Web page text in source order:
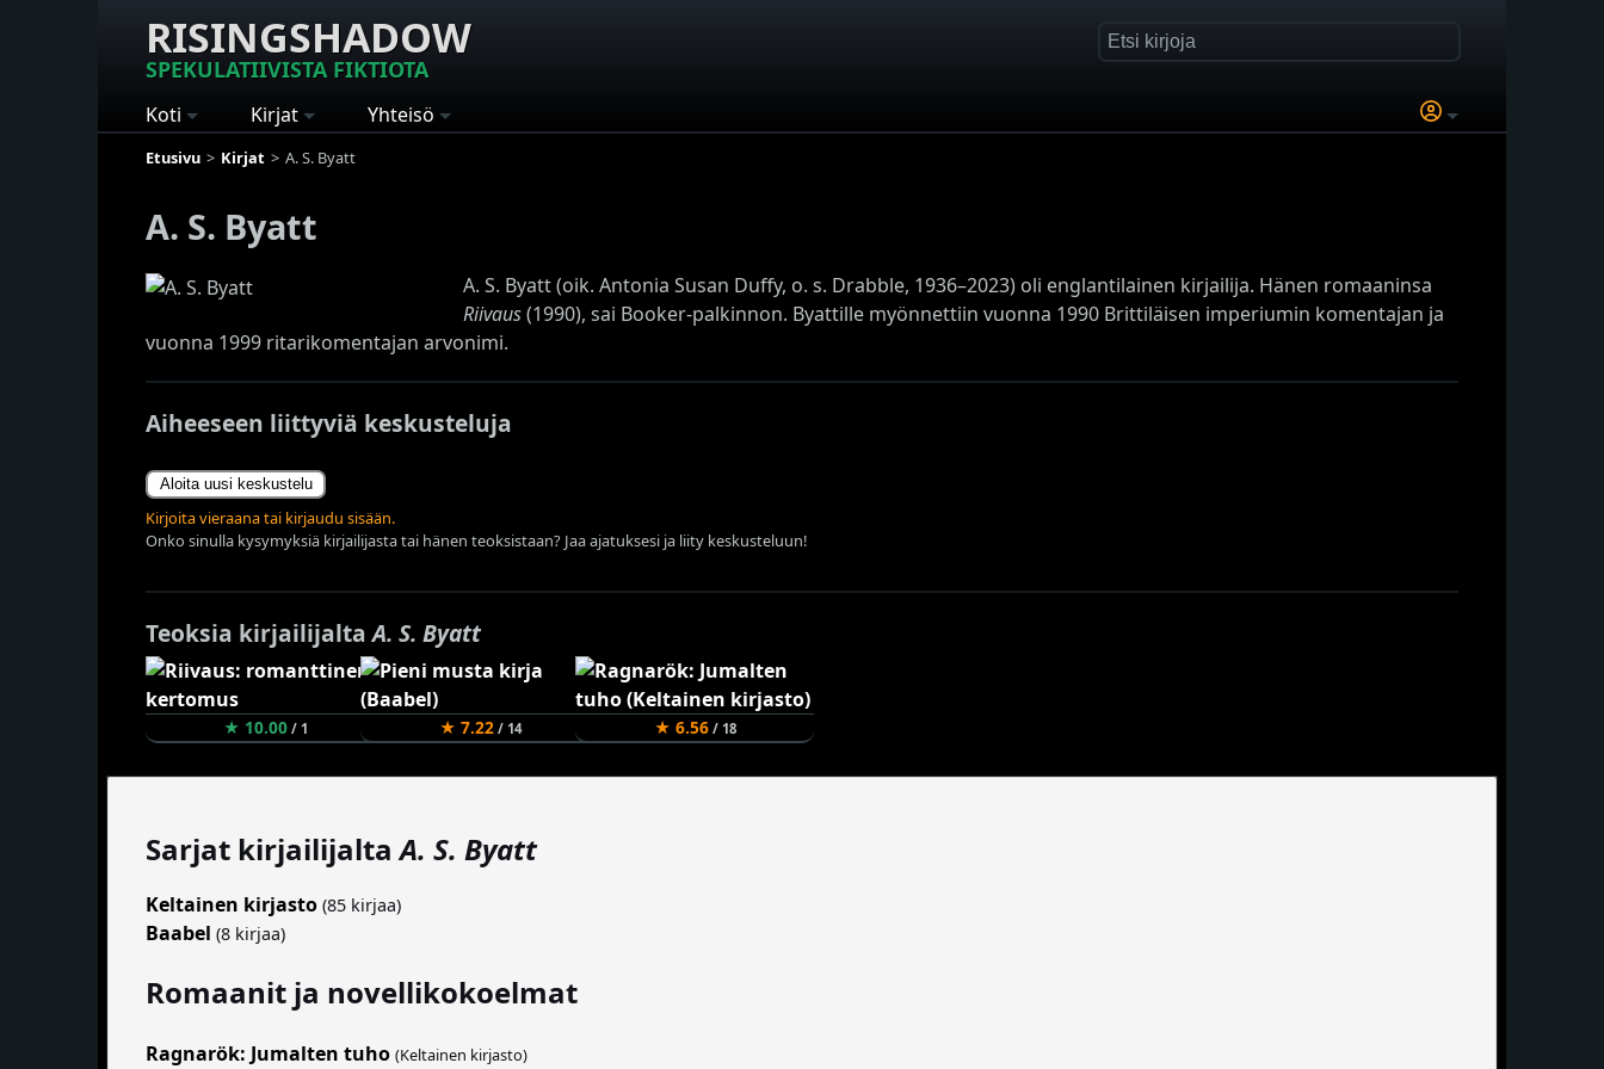
RISINGSHADOW
SPEKULATIIVISTA FIKTIOTA
Koti Kirjat Yhteisö
Etusivu Kirjat A. S. Byatt
A. S. Byatt
A. S. Byatt (oik. Antonia Susan Duffy, o. s. Drabble, 1936–2023) oli englantilainen kirjailija. Hänen romaaninsa
Riivaus(1990), sai Booker-palkinnon. Byattille myönnettiin vuonna 1990 Brittiläisen imperiumin komentajan ja
vuonna 1999 ritarikomentajan arvonimi.
Aiheeseen liittyviä keskusteluja
Aloita uusi keskustelu
Kirjoita vieraana tai kirjaudu sisään.
Onko sinulla kysymyksiä kirjailijasta tai hänen teoksistaan? Jaa ajatuksesi ja liity keskusteluun!
Teoksia kirjailijaltaA. S. Byatt
★ 10.00/ 1 ★ 7.22/ 14 ★ 6.56/ 18
Sarjat kirjailijaltaA. S. Byatt
Keltainen kirjasto (85 kirjaa)
Baabel (8 kirjaa)
Romaanit ja novellikokoelmat
Ragnarök: Jumalten tuho (Keltainen kirjasto)